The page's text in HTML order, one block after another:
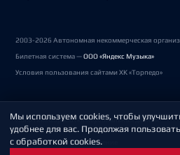
2003-2026 Автономная некоммерческая
Билетная система —ООО «Яндекс Музыка»
Условия пользования сайтами ХК «Торпедо»
Политика обработки персональных данных
Пользовательское соглашение
Мы используем cookies, чтобы
удобнее для вас. Продолжая
с обработкой cookies.